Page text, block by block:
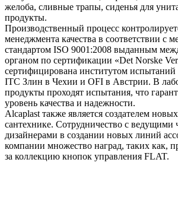
желоба, сливные трапы, сиденья для
продукты.
Производственный процесс
менеджмента качества в соответствии с
стандартом ISO 9001:2008 выданным
органом по сертификации «Det Norske
сертифицирована институтом
ITC Злин в Чехии и OFI в Австрии. В
продукты проходят испытания, что
уровень качества и надежности.
Alcaplast также является создателем
сантехнике. Сотрудничество с ведущими
дизайнерами в создании новых линий
компании множество наград, таких как,
за коллекцию кнопок управления FLAT.